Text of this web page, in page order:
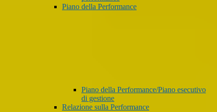
Piano della Performance
Piano della Performance/Piano esecutivo
di gestione
Relazione sulla Performance